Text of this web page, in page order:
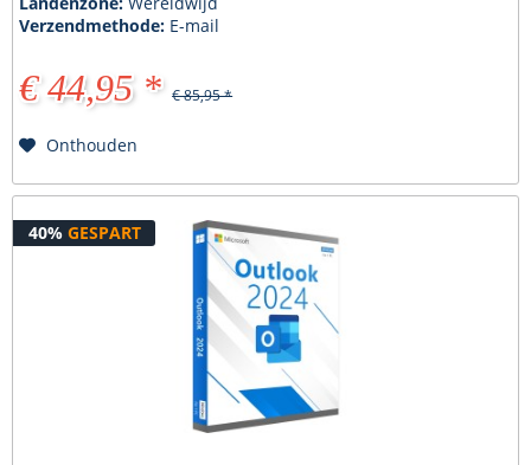
Verzendmethode: E-mail
€ 44,95 * € 85,95 *
Onthouden
40% GESPART